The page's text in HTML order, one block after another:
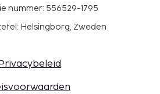
nummer: 556529-1795
Helsingborg, Zweden